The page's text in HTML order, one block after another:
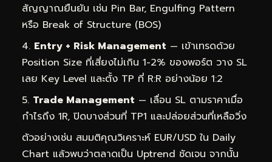
สัญญาณยืนยัน เช่น Pin Bar, Engulfing Pattern
หรือ Break of Structure (BOS)
Entry + Risk Management — เข้าเทรดด้วย
Position Size ที่เสี่ยงไม่เกิน 1-2% ของพอร์ต วาง SL
เลย Key Level และตั้ง TP ที่ R:R อย่างน้อย 1:2
Trade Management — เลื่อน SL ตามราคาเมื่อ
กำไรถึง 1R, ปิดบางส่วนที่ TP1 และปล่อยส่วนที่เหลือวิ่ง
ตัวอย่างเช่น สมมติคุณวิเคราะห์ EUR/USD ใน Daily
Chart แล้วพบว่าตลาดเป็น Uptrend ชัดเจน จากนั้น